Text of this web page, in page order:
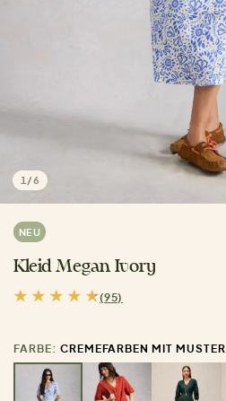
1 /6
NEU
Kleid Megan Ivory
(95)
FARBE: CREMEFARBEN MIT MUSTER